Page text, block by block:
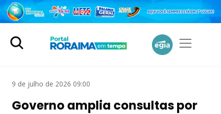
9 de julho de 2026 09:00
Governo amplia consultas por